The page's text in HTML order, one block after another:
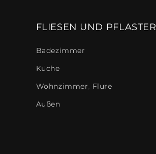
FLIESEN UND PFLASTER
Badezimmer
Küche
Wohnzimmer, Flure
Außen